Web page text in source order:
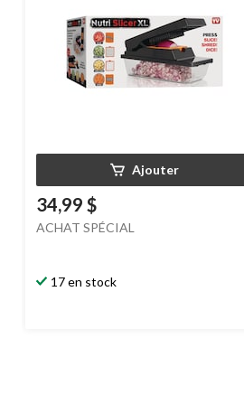
Ajouter
34,99 $
ACHAT SPÉCIAL
17 en stock